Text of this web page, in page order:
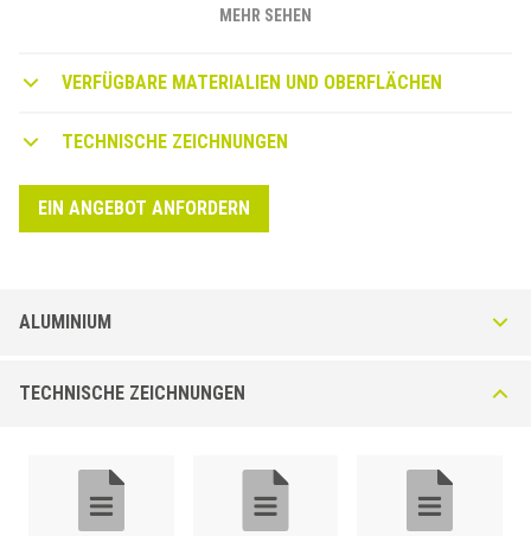
MEHR SEHEN
VERFÜGBARE MATERIALIEN UND OBERFLÄCHEN
TECHNISCHE ZEICHNUNGEN
EIN ANGEBOT ANFORDERN
ALUMINIUM
Generisches Profil aus eloxiertem Aluminium. Erhältlich in Silber (AS),
TECHNISCHE ZEICHNUNGEN